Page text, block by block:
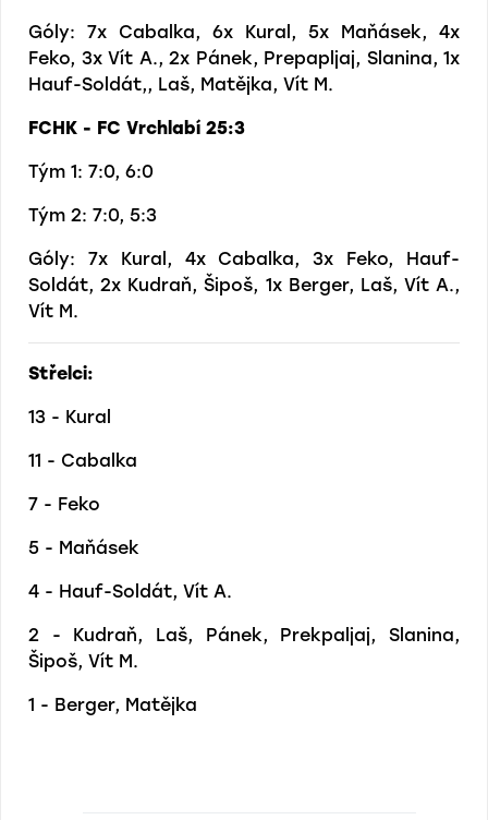
Góly: 7x Cabalka, 6x Kural, 5x Maňásek, 4x
Feko, 3x Vít A., 2x Pánek, Prepapljaj, Slanina, 1x
Hauf-Soldát,, Laš, Matějka, Vít M.
FCHK - FC Vrchlabí 25:3
Tým 1: 7:0, 6:0
Tým 2: 7:0, 5:3
Góly: 7x Kural, 4x Cabalka, 3x Feko, Hauf-
Soldát, 2x Kudraň, Šipoš, 1x Berger, Laš, Vít A.,
Vít M.
Střelci:
13 - Kural
11 - Cabalka
7 - Feko
5 - Maňásek
4 - Hauf-Soldát, Vít A.
2 - Kudraň, Laš, Pánek, Prekpaljaj, Slanina,
Šipoš, Vít M.
1 - Berger, Matějka